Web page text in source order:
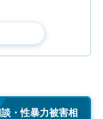
・性暴力被害相